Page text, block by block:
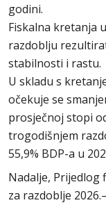
godini.
Fiskalna kretanja
razdoblju
stabilnosti i rastu.
U skladu s
očekuje se
prosječnoj stopi
trogodišnjem
55,9% BDP-a u
Nadalje, Prijedlog
za razdoblje